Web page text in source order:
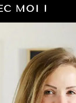
MOI !